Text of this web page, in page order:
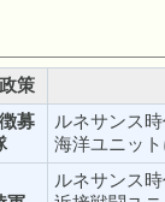
策
募
ルネサンス
海洋ユニッ
ルネサンス